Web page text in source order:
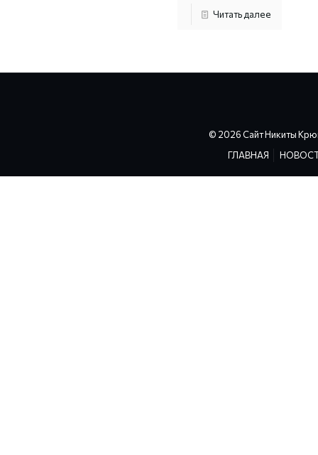
Читать далее
© 2026 Сайт Никиты
ГЛАВНАЯ